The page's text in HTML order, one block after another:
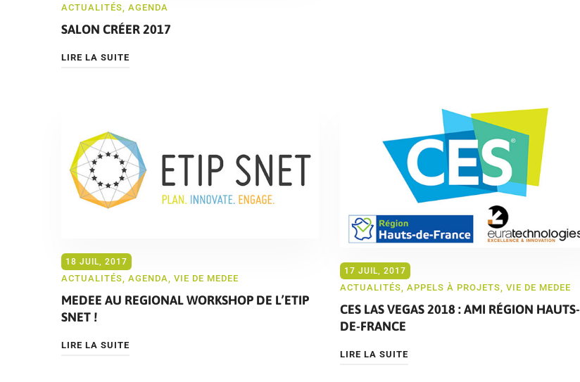
ACTUALITÉS AGENDA
SALON CRÉER 2017
LIRE LA SUITE
18 JUIL, 2017
ACTUALITÉS, AGENDA, VIE DE MEDEE
MEDEE AU REGIONAL WORKSHOP DE L’ETIP
SNET !
LIRE LA SUITE
17 JUIL, 2017
ACTUALITÉS, APPELS À PROJETS, VIE DE MEDEE
CES LAS VEGAS 2018 : AMI RÉGION HAUTS-
DE-FRANCE
LIRE LA SUITE